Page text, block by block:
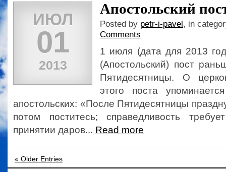
ИЮЛ
01
2013
Апостольский
Posted by petr-i-pavel, in
Comments
1 июля (дата для 2013
(Апостольский) пост
Пятидесятницы. О
этого поста
апостольских: «После Пятидесятницы
потом поститесь; справедливость
принятии даров... Read more
« Older Entries